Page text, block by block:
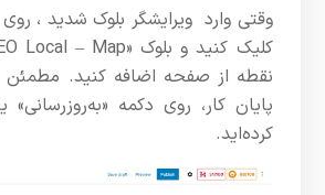
وقتی وارد ویرایشگر بلوک شدید ، روی
نقطه از صفحه اضافه کنید.
پایان کار، روی دکمه «به‌روزرسانی»
کرده‌اید.